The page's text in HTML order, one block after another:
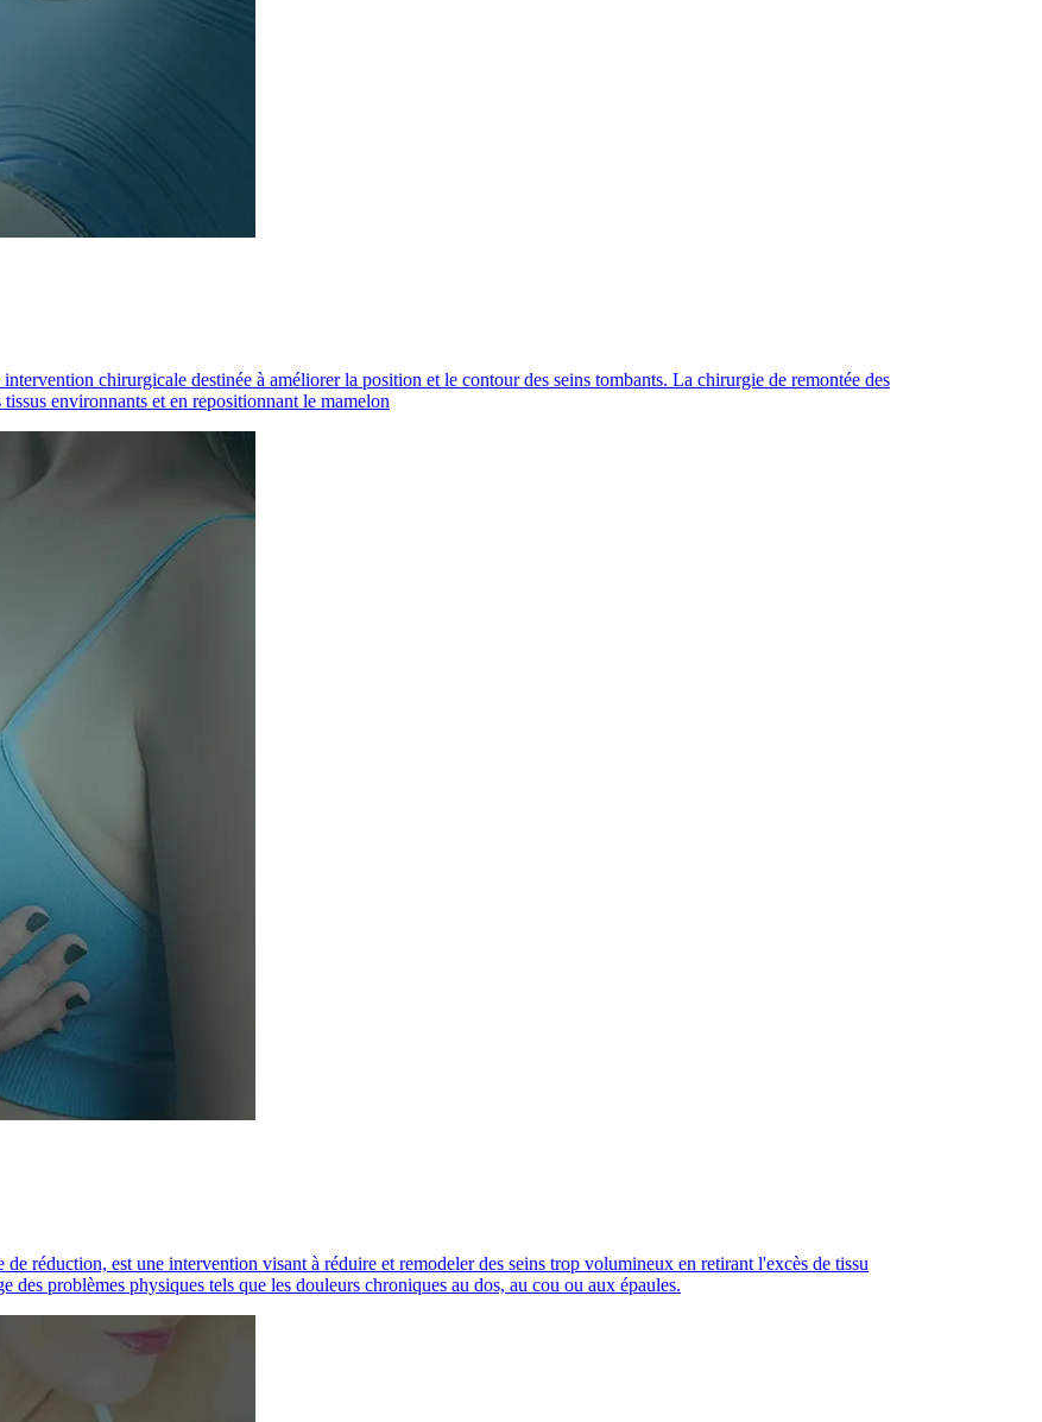
chirurgicale destinée à améliorer la position et le contour des seins tombants. La chirurgie de remontée des
environnants et en repositionnant le mamelon
réduction, est une intervention visant à réduire et remodeler des seins trop volumineux en retirant l'excès de tissu
des problèmes physiques tels que les douleurs chroniques au dos, au cou ou aux épaules.